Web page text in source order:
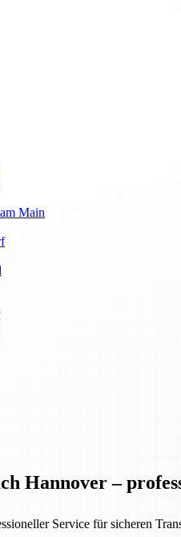
Main
Hannover –
Service für sicheren